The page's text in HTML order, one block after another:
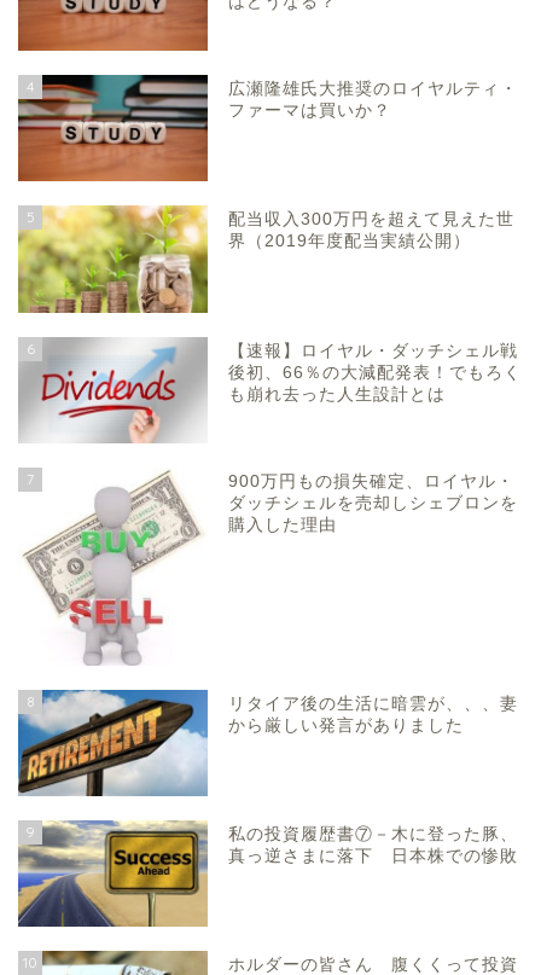
4
広瀬隆雄氏大推奨のロイヤルティ・
ファーマは買いか？
5
配当収入300万円を超えて見えた世
界（2019年度配当実績公開）
6
【速報】ロイヤル・ダッチシェル戦
後初、66％の大減配発表！でもろく
も崩れ去った人生設計とは
7
900万円もの損失確定、ロイヤル・
ダッチシェルを売却しシェブロンを
購入した理由
8
リタイア後の生活に暗雲が、、、妻
から厳しい発言がありました
9
私の投資履歴書⑦－木に登った豚、
真っ逆さまに落下 日本株での惨敗
10
ホルダーの皆さん 腹くくって投資